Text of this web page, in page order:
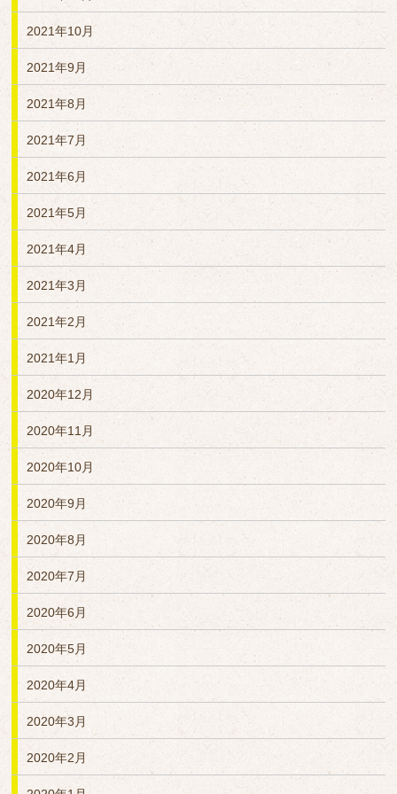
2021年10月
2021年9月
2021年8月
2021年7月
2021年6月
2021年5月
2021年4月
2021年3月
2021年2月
2021年1月
2020年12月
2020年11月
2020年10月
2020年9月
2020年8月
2020年7月
2020年6月
2020年5月
2020年4月
2020年3月
2020年2月